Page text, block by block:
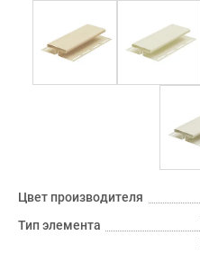
Цвет производителя
Тип элемента